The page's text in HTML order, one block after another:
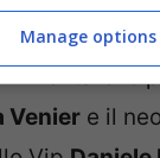
le
Venier e il
Manage options